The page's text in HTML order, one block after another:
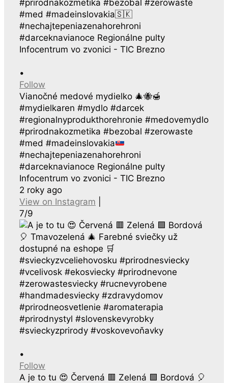
•
Follow
Vianočné medové mydielko 🎄🐝🍯
#mydielkaren #mydlo #darcek
#regionalnyprodukthorehronie #medovemydlo
#prirodnakozmetika #bezobal #zerowaste
#med #madeinslovakia
#nechajtepeniazenahorehroni
#darceknavianoce Regionálne pulty
Infocentrum vo zvonici - TIC Brezno
2 roky ago
View on Instagram
7/9
•
Follow
A je to tu 😍 Červená 🟥 Zelená 🟩 Bordová 🎈